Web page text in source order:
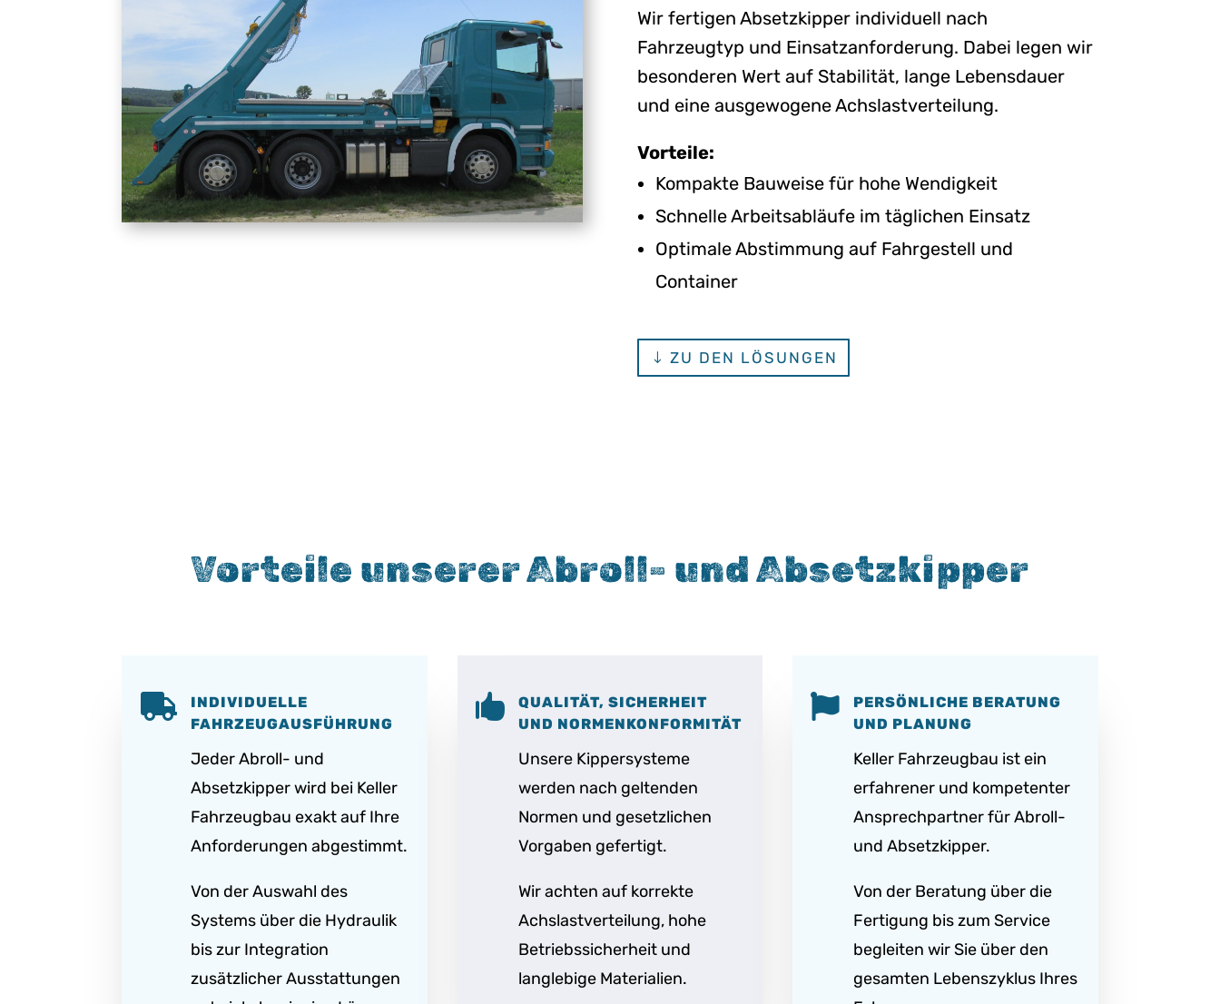
Wir fertigen Absetzkipper individuell nach
Fahrzeugtyp und Einsatzanforderung. Dabei legen wir
besonderen Wert auf Stabilität, lange Lebensdauer
und eine ausgewogene Achslastverteilung.
Vorteile:
Kompakte Bauweise für hohe Wendigkeit
Schnelle Arbeitsabläufe im täglichen Einsatz
Optimale Abstimmung auf Fahrgestell und
Container
ZU DEN LÖSUNGEN
Vorteile unserer Abroll- und Absetzkipper

INDIVIDUELLE
FAHRZEUGAUSFÜHRUNG
Jeder Abroll- und
Absetzkipper wird bei Keller
Fahrzeugbau exakt auf Ihre
Anforderungen abgestimmt.
Von der Auswahl des
Systems über die Hydraulik
bis zur Integration
zusätzlicher Ausstattungen

QUALITÄT, SICHERHEIT
UND NORMENKONFORMITÄT
Unsere Kippersysteme
werden nach geltenden
Normen und gesetzlichen
Vorgaben gefertigt.
Wir achten auf korrekte
Achslastverteilung, hohe
Betriebssicherheit und
langlebige Materialien.

PERSÖNLICHE BERATUNG
UND PLANUNG
Keller Fahrzeugbau ist ein
erfahrener und kompetenter
Ansprechpartner für Abroll-
und Absetzkipper.
Von der Beratung über die
Fertigung bis zum Service
begleiten wir Sie über den
gesamten Lebenszyklus Ihres